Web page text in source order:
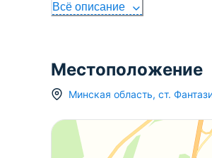
Всё описание
Местоположение
Минская область, ст.